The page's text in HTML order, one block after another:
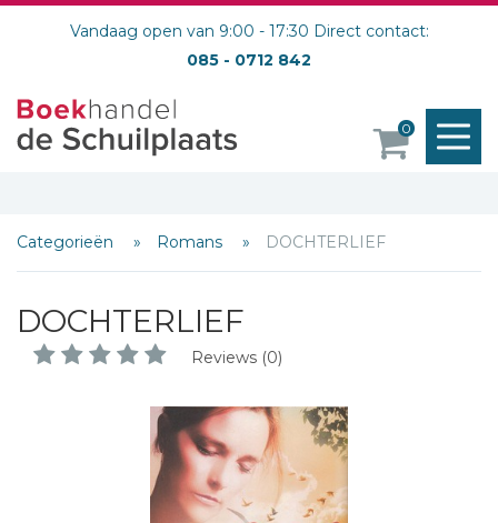
Vandaag open van 9:00 - 17:30 Direct contact:
085 - 0712 842
0
Categorieën Romans DOCHTERLIEF
DOCHTERLIEF
Reviews (0)